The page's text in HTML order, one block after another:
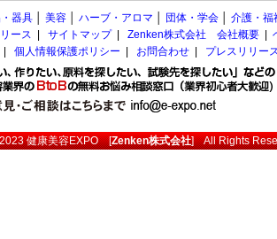
器具 美容 ハーブ・アロマ 団体・学会 介護・福
ース サイトマップ| Zenken株式会社 会社概要
個人情報保護ポリシー お問合わせ プレスリリー
健康美容EXPO[Zenken株式会社] All Rights